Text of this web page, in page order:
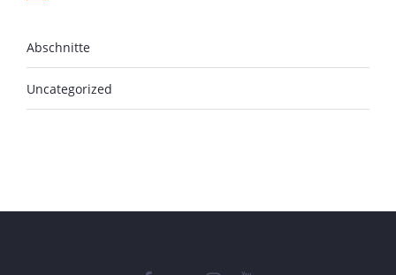
Abschnitte
Uncategorized